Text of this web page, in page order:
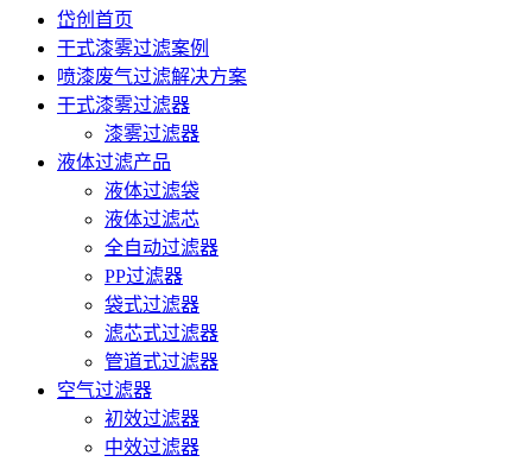
岱创首页
干式漆雾过滤案例
喷漆废气过滤解决方案
干式漆雾过滤器
漆雾过滤器
液体过滤产品
液体过滤袋
液体过滤芯
全自动过滤器
PP过滤器
袋式过滤器
滤芯式过滤器
管道式过滤器
空气过滤器
初效过滤器
中效过滤器